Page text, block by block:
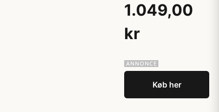
1.049,00
kr
Køb her